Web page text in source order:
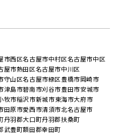
市西区名古屋市中村区名古屋市中区
屋市熱田区名古屋市中川区
守山区名古屋市緑区豊橋市岡崎市
津島市碧南市刈谷市豊田市安城市
牧市稲沢市新城市東海市大府市
田原市愛西市清須市北名古屋市
丹羽郡大口町丹羽郡扶桑町
武豊町額田郡幸田町